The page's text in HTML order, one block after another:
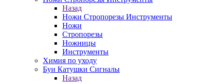
Назад
Ножи Стропорезы Инструменты
Ножи
Стропорезы
Ножницы
Инструменты
Химия по уходу
Буи Катушки Сигналы
Назад